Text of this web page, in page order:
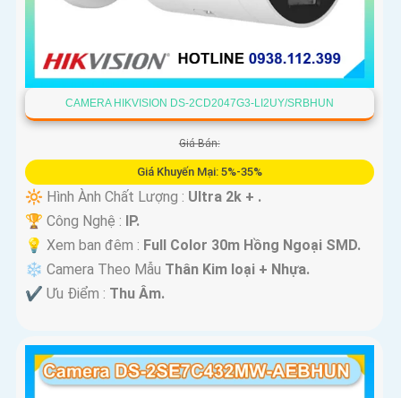
CAMERA HIKVISION DS-2CD2047G3-LI2UY/SRBHUN
Giá Bán:
Giá Khuyến Mại: 5%-35%
🔆 Hình Ành Chất Lượng : Ultra 2k + .
🏆 Công Nghệ : IP.
💡 Xem ban đêm : Full Color 30m Hồng Ngoại SMD.
❄ Camera Theo Mẫu Thân Kim loại + Nhựa.
️✔️ Ưu Điểm : Thu Âm.